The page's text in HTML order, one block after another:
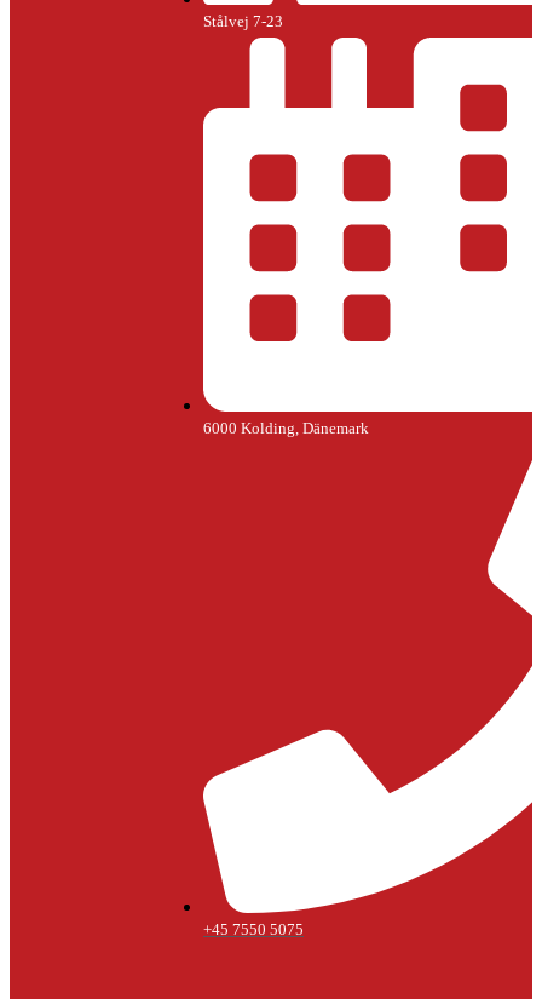
Stålvej 7-23
6000 Kolding, Dänemark
+45 7550 5075